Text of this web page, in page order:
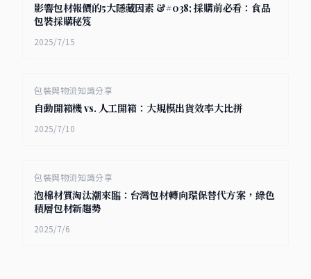
影響包材報價的5大隱藏因素 &#038; 採購前必看：食品
包裝採購秘笈
2025/7/15
包裝與物流知識分享
自動開箱機 vs. 人工開箱：大規模出貨效率大比拼
2025/7/10
包裝與物流知識分享
泡棉材質淘汰潮來臨：台灣包材轉向環保替代方案，綠色
積層包材新趨勢
2025/7/6